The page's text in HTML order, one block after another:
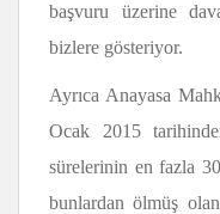
başvuru üzerine
bizlere gösteriyor.
Ayrıca Anayasa
Ocak 2015
sürelerinin en fazla
bunlardan ölmüş